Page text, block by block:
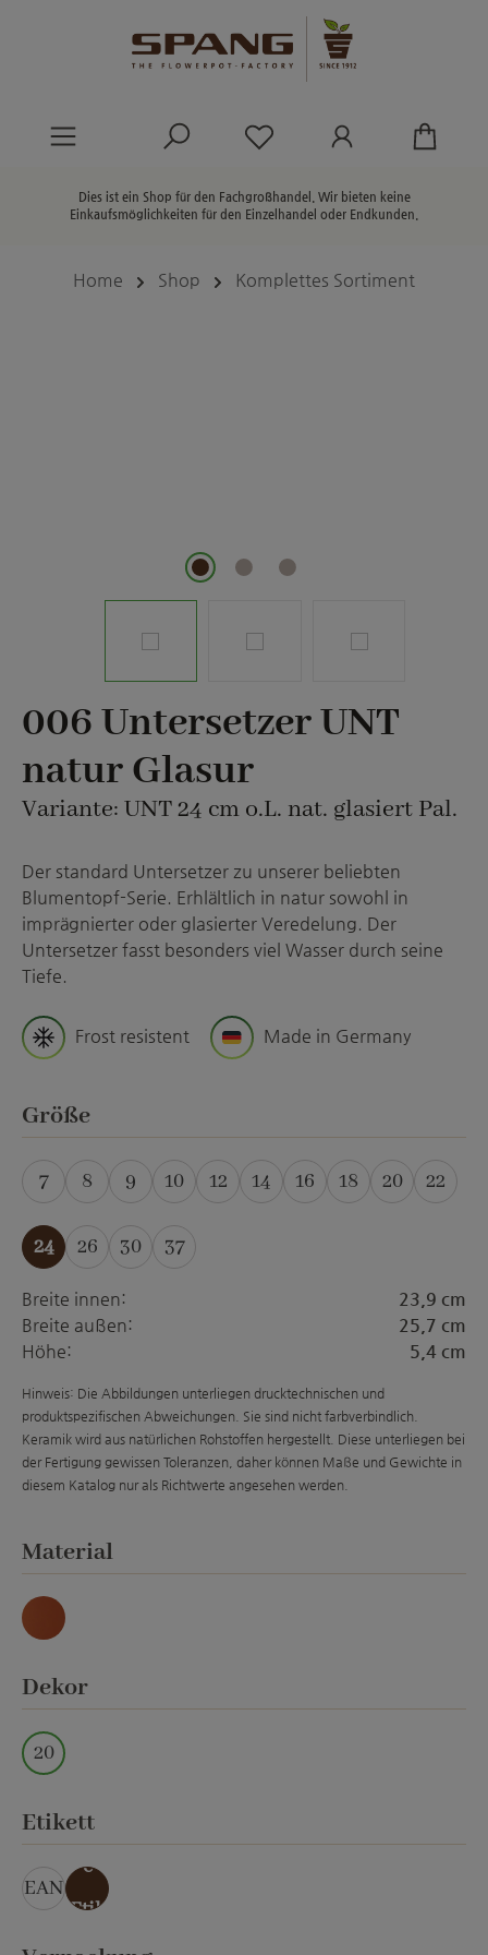
Du hast 0 Produkte
Dies ist ein Shop für den Fachgroßhandel. Wir bieten keine
Einkaufsmöglichkeiten für den Einzelhandel oder Endkunden.
Home Shop Komplettes Sortiment
006 Untersetzer UNT
natur Glasur
Variante: UNT 24 cm o.L. nat. glasiert Pal.
Der standard Untersetzer zu unserer beliebten
Blumentopf-Serie. Erhlältlich in natur sowohl in
imprägnierter oder glasierter Veredelung. Der
Untersetzer fasst besonders viel Wasser durch seine
Tiefe.
Frost resistent Made in Germany
Größeauswählen
7
(Diese Option ist zurzeit nicht verfügbar.)
8 9 10 12 14 16 18 20 22
24 26 30 37
(Diese Option ist zurzeit nicht
Breite innen:
23,9 cm
Breite außen:
25,7 cm
Höhe:
5,4 cm
Hinweis: Die Abbildungen unterliegen drucktechnischen und
produktspezifischen Abweichungen. Sie sind nicht farbverbindlich.
Keramik wird aus natürlichen Rohstoffen hergestellt. Diese unterliegen bei
der Fertigung gewissen Toleranzen, daher können Maße und Gewichte in
diesem Katalog nur als Richtwerte angesehen werden.
Materialauswählen
Natur
Dekorauswählen
20
Etikettauswählen
EAN
ohn
e
Etik